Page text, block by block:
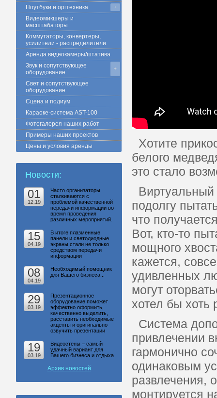
+
Ноутбуки и оргтехника
Видеомикшеры и
масштабаторы
Коммутаторы, конвертеры,
усилители - распределители
Аренда видеокамеры/штатива
+
Звук и сопутствующее
оборудование
Свет и сопутствующее
оборудование
Сцена и подиум
Караоке-система AST-100
Фотогалерея наших работ
Примеры наших проектов
Цены и условия аренды
Новости:
01
12.19
Часто организаторы
сталкиваются с
проблемой качественной
передачи информации во
время проведения
различных мероприятий.
15
04.19
В итоге плазменные
панели и светодиодные
экраны стали не только
средством передачи
информации
08
04.19
Необходимый помощник
для Вашего бизнеса...
29
03.19
Презентационное
оборудование поможет
эффектно оформить,
качественно выделить,
расставить необходимые
акценты и оригинально
озвучить презентации
19
03.19
Видеостены – самый
удачный вариант для
Вашего бизнеса и отдыха
Архив новостей
Хотите
белого
это стало
Виртуальный
подолгу
что
Вот, кто-то
мощного
кажется,
удивленных
могут
хотел бы хоть
Система
привлечении
гармонично
одинаковым
развлечения,
монтируется